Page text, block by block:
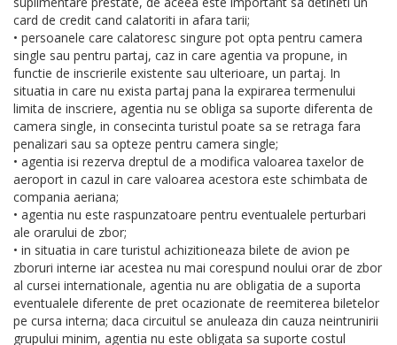
card de credit cand calatoriti in afara tarii;
• persoanele care calatoresc singure pot opta pentru camera
single sau pentru partaj, caz in care agentia va propune, in
functie de inscrierile existente sau ulterioare, un partaj. In
situatia in care nu exista partaj pana la expirarea termenului
limita de inscriere, agentia nu se obliga sa suporte diferenta de
camera single, in consecinta turistul poate sa se retraga fara
penalizari sau sa opteze pentru camera single;
• agentia isi rezerva dreptul de a modifica valoarea taxelor de
aeroport in cazul in care valoarea acestora este schimbata de
compania aeriana;
• agentia nu este raspunzatoare pentru eventualele perturbari
ale orarului de zbor;
• in situatia in care turistul achizitioneaza bilete de avion pe
zboruri interne iar acestea nu mai corespund noului orar de zbor
al cursei internationale, agentia nu are obligatia de a suporta
eventualele diferente de pret ocazionate de reemiterea biletelor
pe cursa interna; daca circuitul se anuleaza din cauza neintrunirii
grupului minim, agentia nu este obligata sa suporte costul